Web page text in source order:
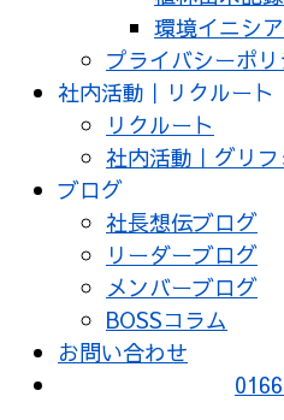
環境イニシ
プライバシーポ
社内活動｜リクルート
リクルート
社内活動｜グリ
ブログ
社長想伝ブログ
リーダーブログ
メンバーブログ
BOSSコラム
お問い合わせ